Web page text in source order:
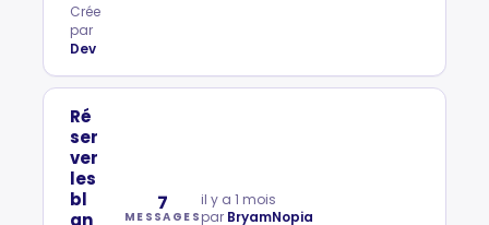
Crée
par
Dev
Ré
ser
ver
les
bl
an
7
MESSAGES
il y a 1 mois
par BryamNopia